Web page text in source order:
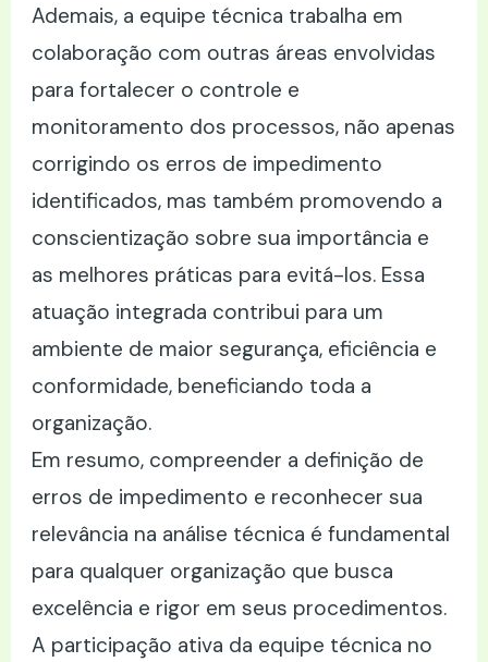
Ademais, a equipe técnica trabalha em
colaboração com outras áreas envolvidas
para fortalecer o controle e
monitoramento dos processos, não apenas
corrigindo os erros de impedimento
identificados, mas também promovendo a
conscientização sobre sua importância e
as melhores práticas para evitá-los. Essa
atuação integrada contribui para um
ambiente de maior segurança, eficiência e
conformidade, beneficiando toda a
organização.
Em resumo, compreender a definição de
erros de impedimento e reconhecer sua
relevância na análise técnica é fundamental
para qualquer organização que busca
excelência e rigor em seus procedimentos.
A participação ativa da equipe técnica no